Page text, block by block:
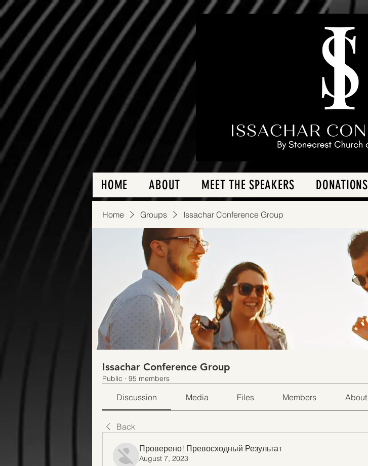
HOME ABOUT MEET THE SPEAKERS DONATIONS
Home Groups Issachar Conference Group
Issachar Conference Group
Public · 95 members
Discussion Media Files Members About
Back
Проверено! Превосходный Результат
August 7, 2023